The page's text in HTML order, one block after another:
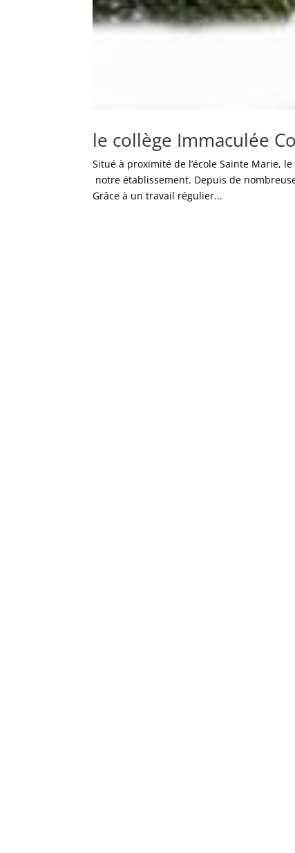
le collège Immaculée
Situé à proximité de l’école Sainte Marie,
notre établissement. Depuis de
Grâce à un travail régulier...